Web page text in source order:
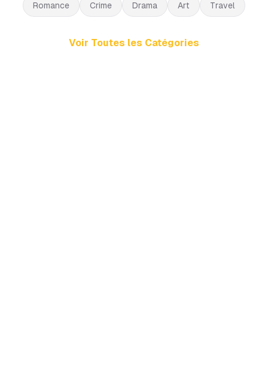
Romance Crime Drama Art Travel
Voir Toutes les Catégories